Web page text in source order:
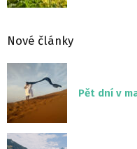
Nové články
Pět dní v